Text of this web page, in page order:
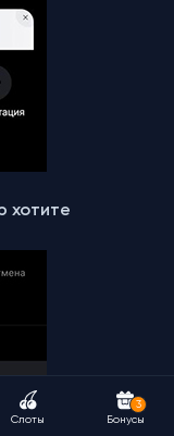
хотите
Слоты
3
Бонусы